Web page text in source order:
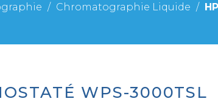
/ Chromatographie Liquide /
WPS-3000TSL